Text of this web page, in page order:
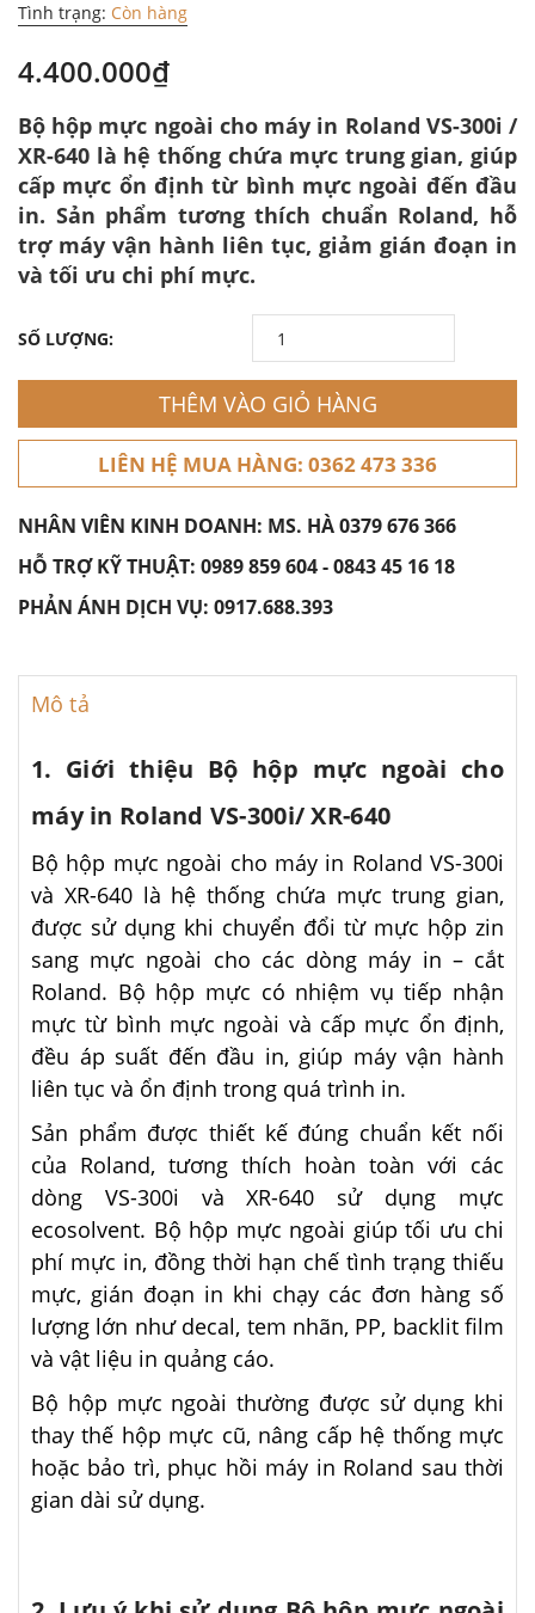
Tình trạng: Còn hàng
4.400.000₫
Bộ hộp mực ngoài cho máy in Roland VS-300i /
XR-640 là hệ thống chứa mực trung gian, giúp
cấp mực ổn định từ bình mực ngoài đến đầu
in. Sản phẩm tương thích chuẩn Roland, hỗ
trợ máy vận hành liên tục, giảm gián đoạn in
và tối ưu chi phí mực.
SỐ LƯỢNG:
THÊM VÀO GIỎ HÀNG
LIÊN HỆ MUA HÀNG: 0362 473 336
NHÂN VIÊN KINH DOANH: MS. HÀ0379 676 366
HỖ TRỢ KỸ THUẬT: 0989 859 604-0843 45 16 18
PHẢN ÁNH DỊCH VỤ: 0917.688.393
Mô tả
1. Giới thiệu Bộ hộp mực ngoài cho
máy in Roland VS-300i/ XR-640
Bộ hộp mực ngoài cho máy in Roland VS-300i
và XR-640 là hệ thống chứa mực trung gian,
được sử dụng khi chuyển đổi từ mực hộp zin
sang mực ngoài cho các dòng máy in – cắt
Roland. Bộ hộp mực có nhiệm vụ tiếp nhận
mực từ bình mực ngoài và cấp mực ổn định,
đều áp suất đến đầu in, giúp máy vận hành
liên tục và ổn định trong quá trình in.
Sản phẩm được thiết kế đúng chuẩn kết nối
của Roland, tương thích hoàn toàn với các
dòng VS-300i và XR-640 sử dụng mực
ecosolvent. Bộ hộp mực ngoài giúp tối ưu chi
phí mực in, đồng thời hạn chế tình trạng thiếu
mực, gián đoạn in khi chạy các đơn hàng số
lượng lớn như decal, tem nhãn, PP, backlit film
và vật liệu in quảng cáo.
Bộ hộp mực ngoài thường được sử dụng khi
thay thế hộp mực cũ, nâng cấp hệ thống mực
hoặc bảo trì, phục hồi máy in Roland sau thời
gian dài sử dụng.